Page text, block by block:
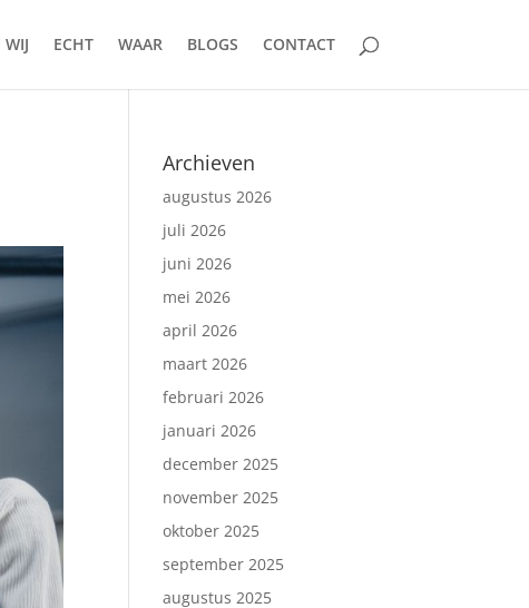
WIJ ECHT WAAR BLOGS CONTACT
Archieven
augustus 2026
juli 2026
juni 2026
mei 2026
april 2026
maart 2026
februari 2026
januari 2026
december 2025
november 2025
oktober 2025
september 2025
augustus 2025